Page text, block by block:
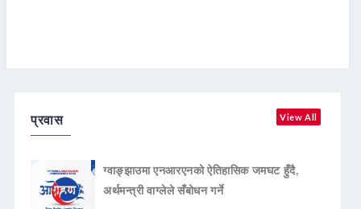
प्रवास View All
ग्वाङ्झाउमा एनआरएनको ऐतिहासिक जमघट हुँदै,
अर्थमन्त्री वाग्लेले सँबोधन गर्ने